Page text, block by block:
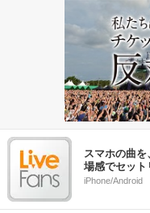
スマホの曲
場感でセット
iPhone/Android